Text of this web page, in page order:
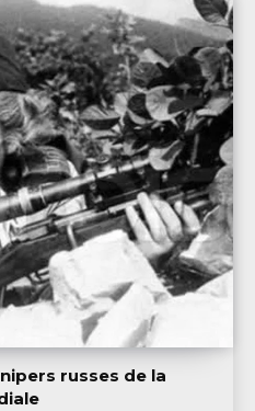
russes de la